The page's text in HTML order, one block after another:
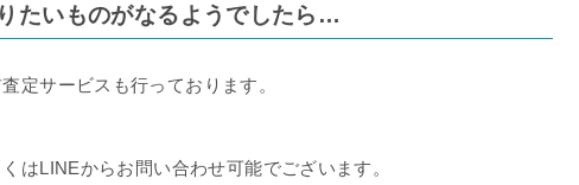
たいものがなるようでしたら…
定サービスも行っております。
はLINEからお問い合わせ可能でございます。